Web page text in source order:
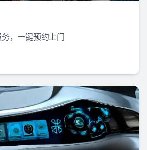
，一键预约上门